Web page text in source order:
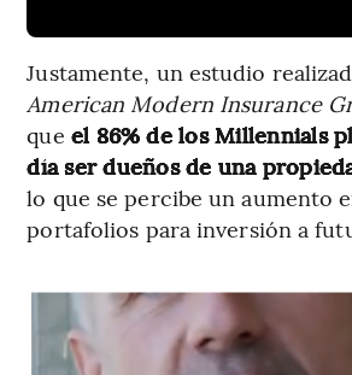
Justamente, un estudio
American Modern Insurance
que el 86% de los Millennials
día ser dueños de una
lo que se percibe un aumento
portafolios para inversión a